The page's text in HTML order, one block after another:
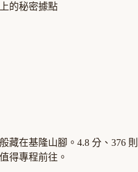
的秘密據點
藏在基隆山腳。4.8 分、376
得專程前往。